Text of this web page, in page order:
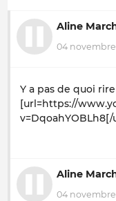
Aline
04 novembre
Y a pas de quoi
[url=https://
v=DqoahYOBLh8[/
Aline
04 novembre